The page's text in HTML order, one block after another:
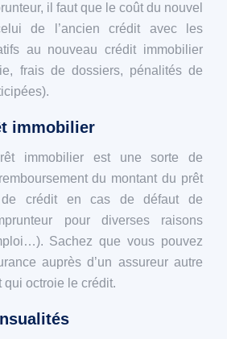
il faut que le coût du nouvel
de l’ancien crédit avec les
au nouveau crédit immobilier
frais de dossiers, pénalités de
immobilier
immobilier est une sorte de
du montant du prêt
de crédit en cas de défaut de
pour diverses raisons
Sachez que vous pouvez
auprès d’un assureur autre
qui octroie le crédit.